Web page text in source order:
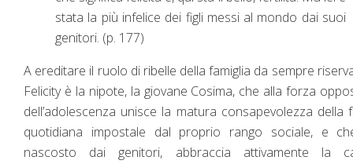
stata la più infelice dei figli messi al mondo dai suoi
genitori. (p. 177)
A ereditare il ruolo di ribelle della famiglia da sempre
Felicity è la nipote, la giovane Cosima, che alla forza
dell’adolescenza unisce la matura consapevolezza della
quotidiana impostale dal proprio rango sociale, e
nascosto dai genitori, abbraccia attivamente la